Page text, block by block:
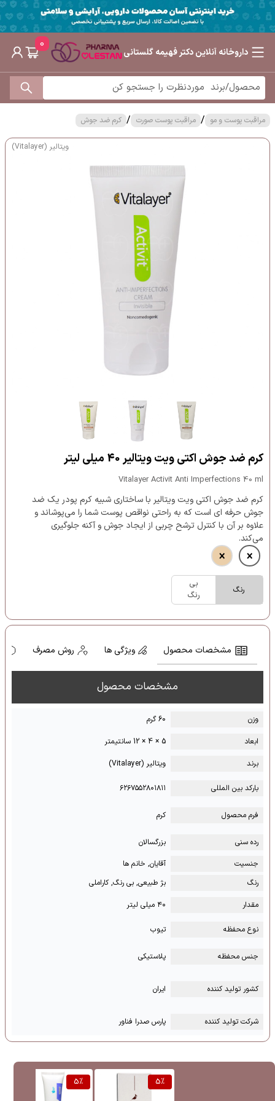
داروخانه آنلاین دکتر فهیمه گلستانی
0
مراقبت پوست و مو / مراقبت پوست صورت / کرم ضد جوش
ویتالیر (Vitalayer)
کرم ضد جوش اکتی ویت ویتالیر 40 میلی لیتر
Vitalayer Activit Anti Imperfections 40 ml
کرم ضد جوش اکتی ویت ویتالیر با ساختاری شبیه کرم پودر یک ضد
جوش حرفه ای است که به راحتی نواقص پوست شما را می‌پوشاند و
علاوه بر آن با کنترل ترشح چربی از ایجاد جوش و آکنه جلوگیری
می‌کند.
رنگ
بی
رنگ
مشخصات محصول ویژگی ها روش مصرف
مشخصات محصول
وزن
60 گرم
ابعاد
5 × 4 × 12 سانتیمتر
برند
ویتالیر (Vitalayer)
بارکد بین المللی ۶۲۶۷۵۵۲۸۰۱۸۱۱
فرم محصول کرم
رده سنی
بزرگسالان
جنسیت
آقایان, خانم ها
رنگ
بژ طبیعی, بی رنگ, کاراملی
مقدار
۴۰ میلی لیتر
نوع محفظه تیوب
جنس محفظه پلاستیکی
کشور تولید کننده ایران
شرکت تولید کننده پارس صدرا فناور
5%
5%